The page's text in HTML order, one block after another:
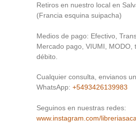
Retiros en nuestro local en
(Francia esquina suipacha)
Medios de pago: Efectivo,
Mercado pago, VIUMI, MODO,
débito.
Cualquier consulta, envianos
WhatsApp: +5493426139983
Seguinos en nuestras redes:
www.instagram.com/